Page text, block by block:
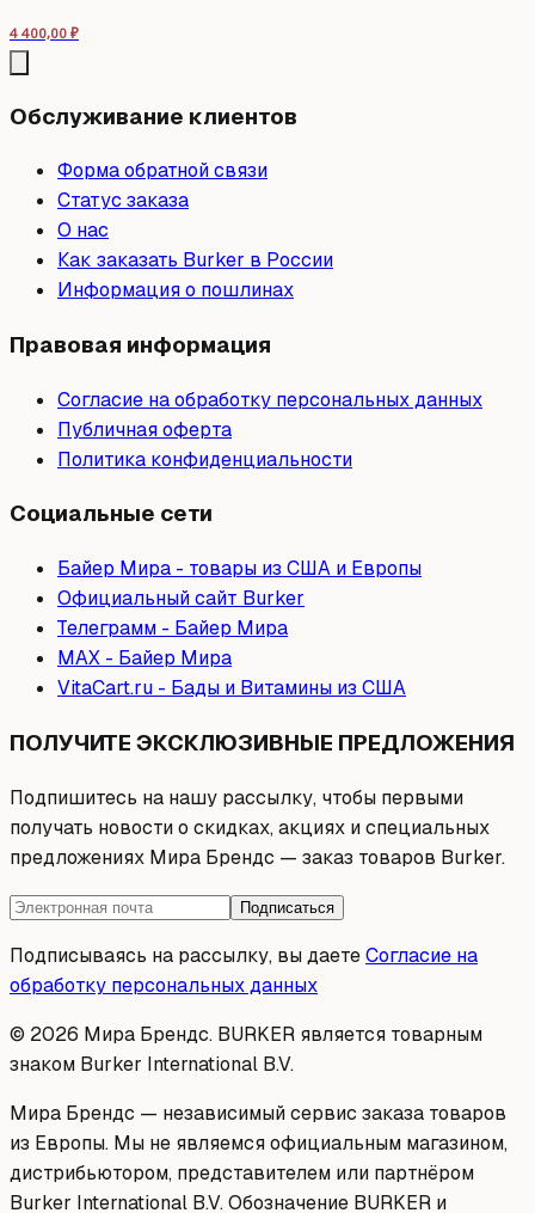
4 400,00 ₽
Обслуживание клиентов
Форма обратной связи
Статус заказа
О нас
Как заказать Burker в России
Информация о пошлинах
Правовая информация
Согласие на обработку персональных данных
Публичная оферта
Политика конфиденциальности
Социальные сети
Байер Мира - товары из США и Европы
Официальный сайт Burker
Телеграмм - Байер Мира
МAX - Байер Мира
VitaCart.ru - Бады и Витамины из США
ПОЛУЧИТЕ ЭКСКЛЮЗИВНЫЕ ПРЕДЛОЖЕНИЯ
Подпишитесь на нашу рассылку, чтобы первыми
получать новости о скидках, акциях и специальных
предложениях Мира Брендс — заказ товаров Burker.
Подписаться
Подписываясь на рассылку, вы даетеСогласие на
обработку персональных данных
© 2026 Мира Брендс. BURKER является товарным
знаком Burker International B.V.
Мира Брендс — независимый сервис заказа товаров
из Европы. Мы не являемся официальным магазином,
дистрибьютором, представителем или партнёром
Burker International B.V. Обозначение BURKER и